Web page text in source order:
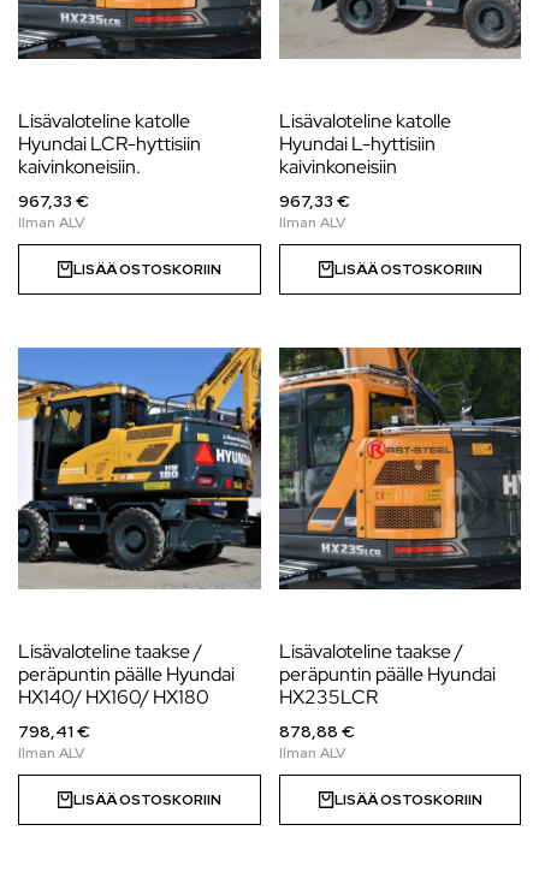
Lisävaloteline katolle
Hyundai LCR-hyttisiin
kaivinkoneisiin.
967,33 €
LISÄÄ OSTOSKORIIN
Lisävaloteline katolle
Hyundai L-hyttisiin
kaivinkoneisiin
967,33 €
LISÄÄ OSTOSKORIIN
Lisävaloteline taakse /
peräpuntin päälle Hyundai
HX140/ HX160/ HX180
798,41 €
LISÄÄ OSTOSKORIIN
Lisävaloteline taakse /
peräpuntin päälle Hyundai
HX235LCR
878,88 €
LISÄÄ OSTOSKORIIN